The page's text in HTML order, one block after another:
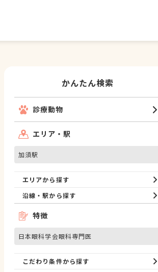
かんたん検索
診療動物
エリア・駅
加須駅
エリアから探す
沿線・駅から探す
特徴
日本眼科学会眼科専門医
こだわり条件から探す